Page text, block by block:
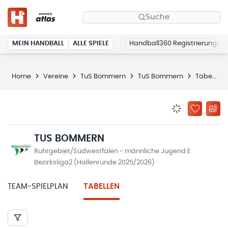
Suche
MEIN HANDBALL ALLE SPIELE Handball360 Registrierung
Home Vereine TuS Bommern TuS Bommern Tabellen
ZU
TUS BOMMERN
Ruhrgebiet/Südwestfalen - männliche Jugend E
Bezirksliga2 (Hallenrunde 2025/2026)
TEAM-SPIELPLAN TABELLEN